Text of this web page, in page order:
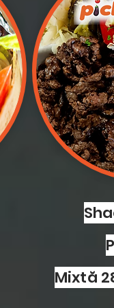
Mixtă